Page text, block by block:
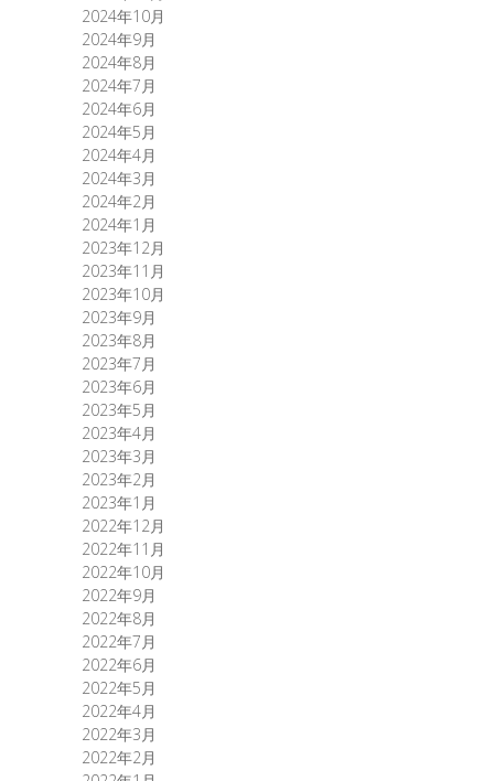
2024年10月
2024年9月
2024年8月
2024年7月
2024年6月
2024年5月
2024年4月
2024年3月
2024年2月
2024年1月
2023年12月
2023年11月
2023年10月
2023年9月
2023年8月
2023年7月
2023年6月
2023年5月
2023年4月
2023年3月
2023年2月
2023年1月
2022年12月
2022年11月
2022年10月
2022年9月
2022年8月
2022年7月
2022年6月
2022年5月
2022年4月
2022年3月
2022年2月